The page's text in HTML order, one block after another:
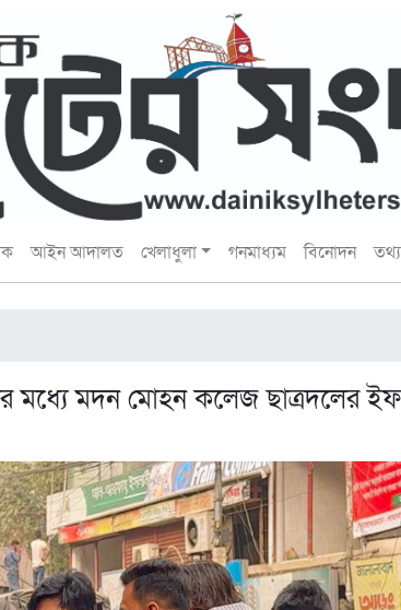
আইন আদালত খেলাধুলা গনমাধ্যম বিনোদন তথ্য
মধ্যে মদন মোহন কলেজ ছাত্রদলের